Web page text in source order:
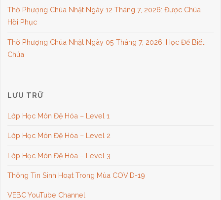
Thờ Phượng Chúa Nhật Ngày 12 Tháng 7, 2026: Được Chúa
Hồi Phục
Thờ Phượng Chúa Nhật Ngày 05 Tháng 7, 2026: Học Để Biết
Chúa
LƯU TRỮ
Lớp Học Môn Đệ Hóa – Level 1
Lớp Học Môn Đệ Hóa – Level 2
Lớp Học Môn Đệ Hóa – Level 3
Thông Tin Sinh Hoạt Trong Mùa COVID-19
VEBC YouTube Channel